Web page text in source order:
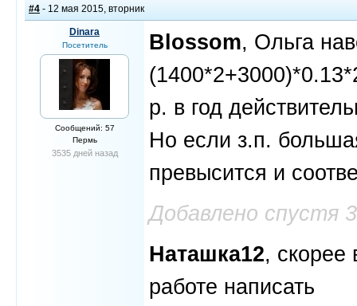
#4 - 12 мая 2015, вторник
Dinara
Посетитель
Сообщений: 57
Пермь
3535 дней назад
Blossom, Ольга
р. в год
Но если з.п.
превысится и
Добавлено спустя
Наташка12, скорее
работе написать